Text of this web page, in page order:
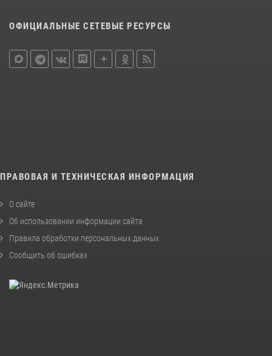
ОФИЦИАЛЬНЫЕ СЕТЕВЫЕ РЕСУРСЫ
ПРАВОВАЯ И ТЕХНИЧЕСКАЯ ИНФОРМАЦИЯ
О сайте
Об использовании информации сайта
Правила обработки персональных данных
Сообщить об ошибках